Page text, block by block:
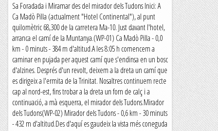
Sa Foradada i Miramar des del mirador dels Tudons Inici: A
Ca Madò Pilla (actualment "Hotel Continental"), al punt
quilomètric 68,300 de la carretera Ma-10. Just davant l'hotel,
arranca el camí de la Muntanya.(WP-01) Ca Madò Pilla - 0,0
km - 0 minuts - 384 m d'altitud.A les 8:05 h comencem a
caminar en pujada per aquest camí que s'endinsa en un bosc
d'alzines. Després d'un revolt, deixem a la dreta un camí que
es dirigeix a l'ermita de la Trinitat. Nosaltres continuem recte
cap al nord-est, fins trobar a la dreta un forn de calç i a
continuació, a mà esquerra, el mirador dels Tudons.Mirador
dels Tudons(WP-02) Mirador dels Tudons - 0,6 km - 30 minuts
- 432 m d'altitud.Des d'aquí es gaudeix la vista més coneguda